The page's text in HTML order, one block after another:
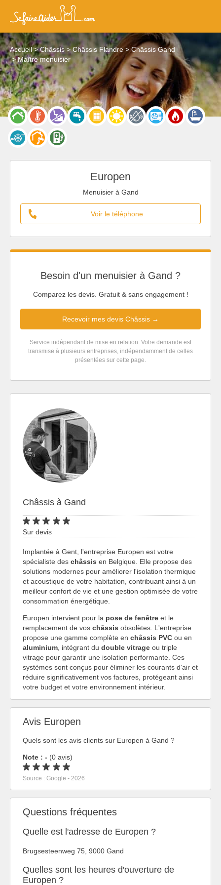
Accueil Châssis Châssis Flandre
Châssis Gand
Maître menuisier
Europen
Menuisier à Gand
Voir le téléphone
Besoin d'un menuisier à Gand ?
Comparez les devis. Gratuit & sans engagement !
Recevoir mes devis Châssis →
Service indépendant de mise en relation. Votre demande est
transmise à plusieurs entreprises, indépendamment de celles
présentées sur cette page.
Châssis à Gand
Sur devis
Implantée à Gent, l'entreprise Europen est votre
spécialiste des châssis en Belgique. Elle propose des
solutions modernes pour améliorer l'isolation thermique
et acoustique de votre habitation, contribuant ainsi à un
meilleur confort de vie et une gestion optimisée de votre
consommation énergétique.
Europen intervient pour la pose de fenêtre et le
remplacement de vos châssis obsolètes. L'entreprise
propose une gamme complète en châssis PVC ou en
aluminium , intégrant du double vitrage ou triple
vitrage pour garantir une isolation performante. Ces
systèmes sont conçus pour éliminer les courants d'air et
réduire significativement vos factures, protégeant ainsi
votre budget et votre environnement intérieur.
Avis Europen
Quels sont les avis clients sur Europen à Gand ?
Note : - (0 avis)
Source : Google - 2026
Questions fréquentes
Quelle est l'adresse de Europen ?
Brugsesteenweg 75, 9000 Gand
Quelles sont les heures d'ouverture de
Europen ?